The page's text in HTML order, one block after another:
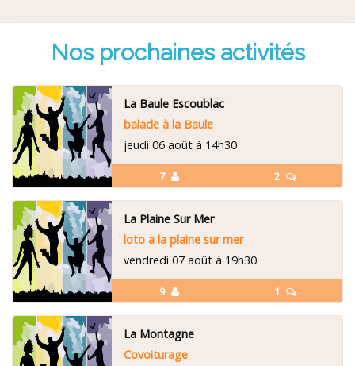
Nos prochaines activités
7 2
La Baule Escoublac
balade à la Baule
jeudi 06 août à 14h30
9 1
La Plaine Sur Mer
loto a la plaine sur mer
vendredi 07 août à 19h30
La Montagne
Covoiturage